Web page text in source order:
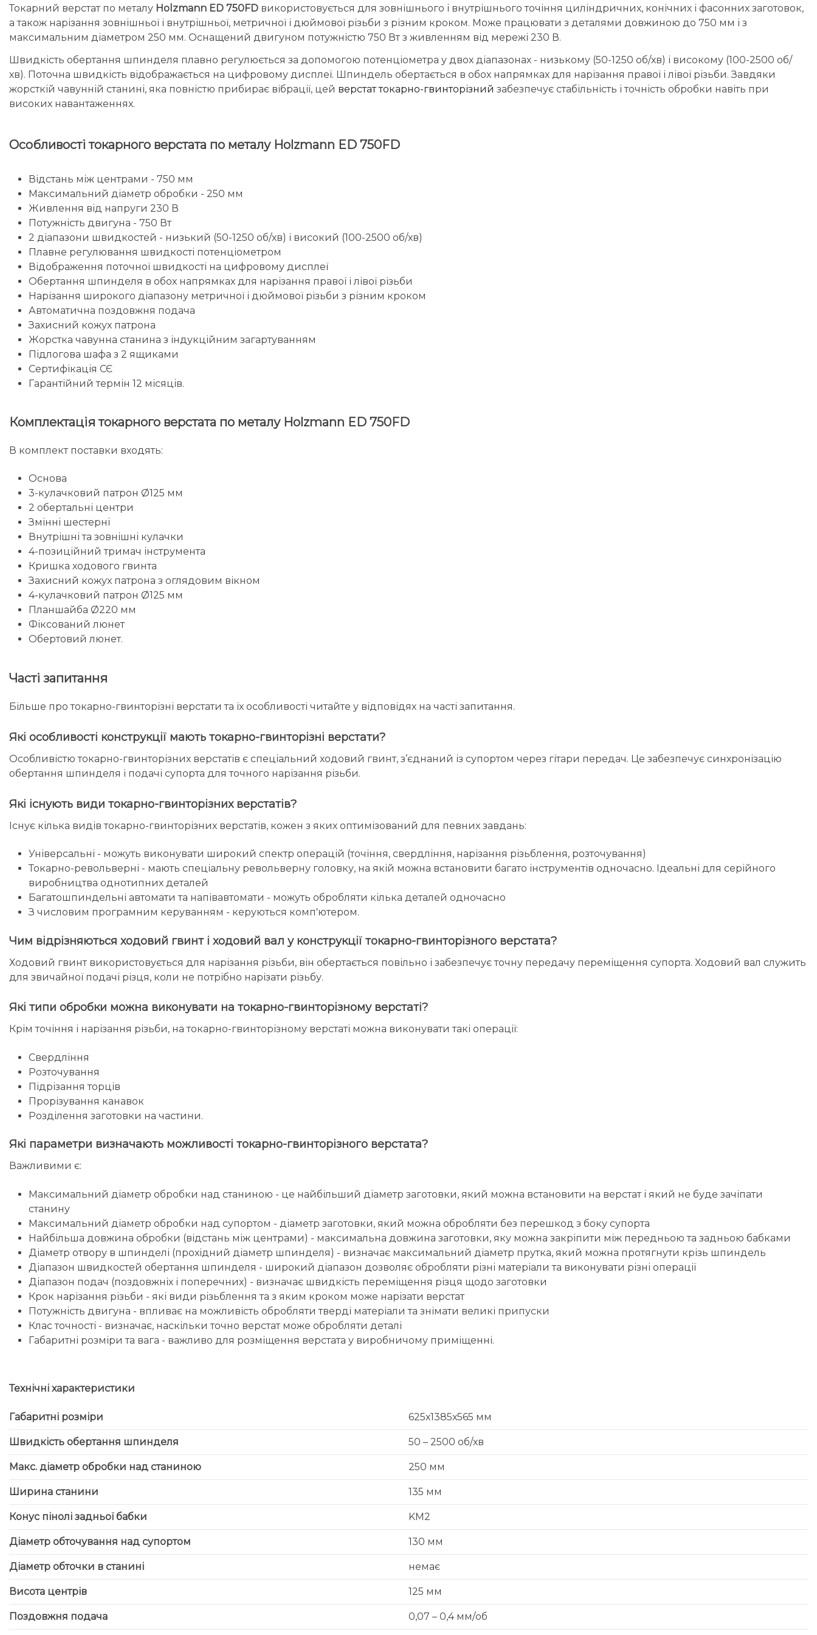
Токарний верстат по металу Holzmann ED 750FD використовується для зовнішнього і внутрішнього точіння циліндричних, конічних і фасонних заготовок,
а також нарізання зовнішньої і внутрішньої, метричної і дюймової різьби з різним кроком. Може працювати з деталями довжиною до 750 мм і з
максимальним діаметром 250 мм. Оснащений двигуном потужністю 750 Вт з живленням від мережі 230 В.
Швидкість обертання шпинделя плавно регулюється за допомогою потенціометра у двох діапазонах - низькому (50-1250 об/хв) і високому (100-2500 об/
хв). Поточна швидкість відображається на цифровому дисплеї. Шпиндель обертається в обох напрямках для нарізання правої і лівої різьби. Завдяки
жорсткій чавунній станині, яка повністю прибирає вібрації, цей верстат токарно-гвинторізний забезпечує стабільність і точність обробки навіть при
високих навантаженнях.
Особливості токарного верстата по металу Holzmann ED 750FD
Відстань між центрами - 750 мм
Максимальний діаметр обробки - 250 мм
Живлення від напруги 230 В
Потужність двигуна - 750 Вт
2 діапазони швидкостей - низький (50-1250 об/хв) і високий (100-2500 об/хв)
Плавне регулювання швидкості потенціометром
Відображення поточної швидкості на цифровому дисплеї
Обертання шпинделя в обох напрямках для нарізання правої і лівої різьби
Нарізання широкого діапазону метричної і дюймової різьби з різним кроком
Автоматична поздовжня подача
Захисний кожух патрона
Жорстка чавунна станина з індукційним загартуванням
Підлогова шафа з 2 ящиками
Сертифікація СЄ
Гарантійний термін 12 місяців.
Комплектація токарного верстата по металу Holzmann ED 750FD
В комплект поставки входять:
Основа
3-кулачковий патрон Ø125 мм
2 обертальні центри
Змінні шестерні
Внутрішні та зовнішні кулачки
4-позиційний тримач інструмента
Кришка ходового гвинта
Захисний кожух патрона з оглядовим вікном
4-кулачковий патрон Ø125 мм
Планшайба Ø220 мм
Фіксований люнет
Обертовий люнет.
Часті запитання
Більше про токарно-гвинторізні верстати та їх особливості читайте у відповідях на часті запитання.
Які особливості конструкції мають токарно-гвинторізні верстати?
Особливістю токарно-гвинторізних верстатів є спеціальний ходовий гвинт, з’єднаний із супортом через гітари передач. Це забезпечує синхронізацію
обертання шпинделя і подачі супорта для точного нарізання різьби.
Які існують види токарно-гвинторізних верстатів?
Існує кілька видів токарно-гвинторізних верстатів, кожен з яких оптимізований для певних завдань:
Універсальні - можуть виконувати широкий спектр операцій (точіння, свердління, нарізання різьблення, розточування)
Токарно-револьверні - мають спеціальну револьверну головку, на якій можна встановити багато інструментів одночасно. Ідеальні для серійного
виробництва однотипних деталей
Багатошпиндельні автомати та напівавтомати - можуть обробляти кілька деталей одночасно
З числовим програмним керуванням - керуються комп'ютером.
Чим відрізняються ходовий гвинт і ходовий вал у конструкції токарно-гвинторізного верстата?
Ходовий гвинт використовується для нарізання різьби, він обертається повільно і забезпечує точну передачу переміщення супорта. Ходовий вал служить
для звичайної подачі різця, коли не потрібно нарізати різьбу.
Які типи обробки можна виконувати на токарно-гвинторізному верстаті?
Крім точіння і нарізання різьби, на токарно-гвинторізному верстаті можна виконувати такі операції:
Свердління
Розточування
Підрізання торців
Прорізування канавок
Розділення заготовки на частини.
Які параметри визначають можливості токарно-гвинторізного верстата?
Важливими є:
Максимальний діаметр обробки над станиною - це найбільший діаметр заготовки, який можна встановити на верстат і який не буде зачіпати
станину
Максимальний діаметр обробки над супортом - діаметр заготовки, який можна обробляти без перешкод з боку супорта
Найбільша довжина обробки (відстань між центрами) - максимальна довжина заготовки, яку можна закріпити між передньою та задньою бабками
Діаметр отвору в шпинделі (прохідний діаметр шпинделя) - визначає максимальний діаметр прутка, який можна протягнути крізь шпиндель
Діапазон швидкостей обертання шпинделя - широкий діапазон дозволяє обробляти різні матеріали та виконувати різні операції
Діапазон подач (поздовжніх і поперечних) - визначає швидкість переміщення різця щодо заготовки
Крок нарізання різьби - які види різьблення та з яким кроком може нарізати верстат
Потужність двигуна - впливає на можливість обробляти тверді матеріали та знімати великі припуски
Клас точності - визначає, наскільки точно верстат може обробляти деталі
Габаритні розміри та вага - важливо для розміщення верстата у виробничому приміщенні.
Технічні характеристики
Габаритні розміри 625х1385х565 мм
Швидкість обертання шпинделя 50 – 2500 об/хв
Макс. діаметр обробки над станиною 250 мм
Ширина станини 135 мм
Конус пінолі задньої бабки KM2
Діаметр обточування над супортом 130 мм
Діаметр обточки в станині немає
Висота центрів 125 мм
Поздовжня подача 0,07 – 0,4 мм/об